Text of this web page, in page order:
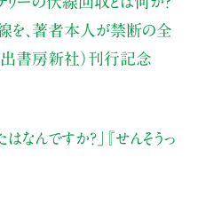
、著者本人が禁断の全
出書房新社）刊行記念
はなんですか？」
『せんそうっ